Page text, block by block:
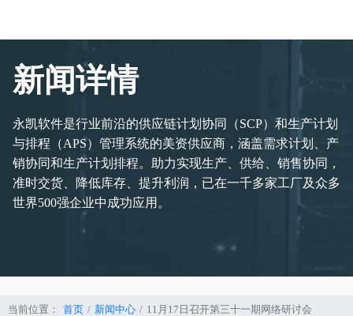
新闻详情
永凯软件是行业前沿的供应链计划协同（SCP）和生产计划
与排程（APS）管理系统的美资供应商，涵盖需求计划、产
销协同和生产计划排程。助力实现生产、供给、销售协同，
准时交货、降低库存、提升利润，已在一千多家工厂及众多
世界500强企业中成功应用。
当前位置： 首页 新闻中心 11月17日召开第三十一期网络研讨会